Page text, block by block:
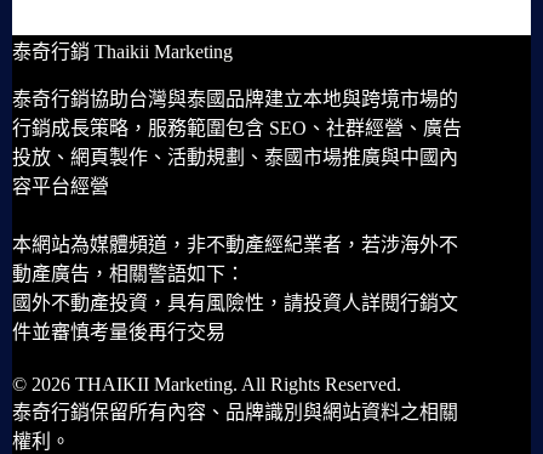
泰奇行銷 Thaikii Marketing
泰奇行銷協助台灣與泰國品牌建立本地與跨境市場的
行銷成長策略，服務範圍包含 SEO、社群經營、廣告
投放、網頁製作、活動規劃、泰國市場推廣與中國內
容平台經營
本網站為媒體頻道，非不動產經紀業者，若涉海外不
動產廣告，相關警語如下：
國外不動產投資，具有風險性，請投資人詳閱行銷文
件並審慎考量後再行交易
© 2026 THAIKII Marketing. All Rights Reserved.
泰奇行銷保留所有內容、品牌識別與網站資料之相關
權利。